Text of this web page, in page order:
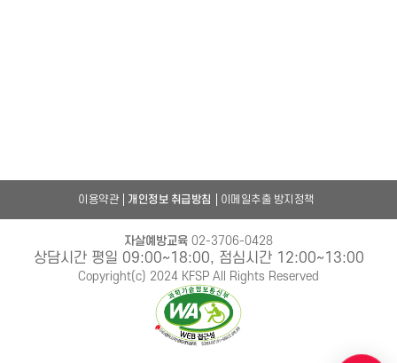
이용약관 개인정보 취급방침 이메일추출 방지정책
자살예방교육 02-3706-0428
상담시간 평일 09:00~18:00, 점심시간 12:00~13:00
Copyright(c) 2024 KFSP All Rights Reserved